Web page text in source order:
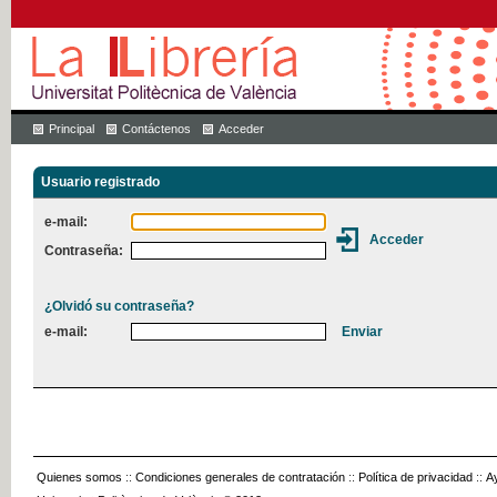
Principal Contáctenos Acceder
Usuario registrado
e-mail:
Contraseña:
¿Olvidó su contraseña?
e-mail:
Quienes somos :: Condiciones generales de contratación :: Política de privacidad ::